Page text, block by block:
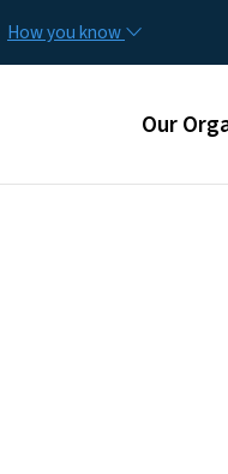
How you know
Main
Our